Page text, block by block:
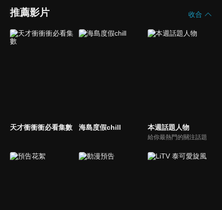
推薦影片 收合
天才衝衝衝必看集數 海島度假chill 本週話題人物
給你最熱門的關注話題